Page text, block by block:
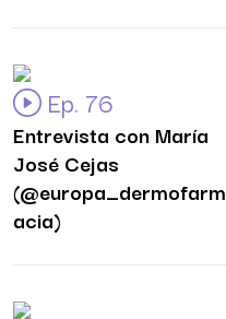
Ep. 76
Entrevista con María
José Cejas
(@europa_dermofarm
acia)